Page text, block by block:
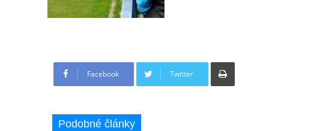
Facebook Twitter
Tisknout
Podobné články